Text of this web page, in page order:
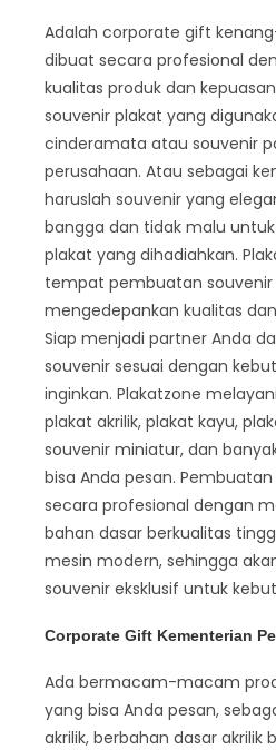
Adalah corporate gift
dibuat secara profesional
kualitas produk dan
souvenir plakat yang
cinderamata atau souvenir
perusahaan. Atau sebagai
haruslah souvenir yang
bangga dan tidak malu
plakat yang dihadiahkan.
tempat pembuatan souvenir
mengedepankan kualitas
Siap menjadi partner Anda
souvenir sesuai dengan
inginkan. Plakatzone
plakat akrilik, plakat kayu,
souvenir miniatur, dan
bisa Anda pesan.
secara profesional dengan
bahan dasar berkualitas
mesin modern, sehingga
souvenir eksklusif untuk
Corporate Gift Kementerian
Ada bermacam-macam
yang bisa Anda pesan,
akrilik, berbahan dasar akrilik